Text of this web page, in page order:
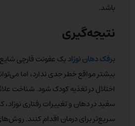
باشد.
نتیجه‌گیری
برفک دهان نوزادیک عفونت قارچی
بیشتر مواقع خطر جدی ندارد، اما
اختلال در تغذیه کودک شود. شناخت
سفید در دهان و تغییرات رفتاری
سریع‌تر برای درمان اقدام کنند.